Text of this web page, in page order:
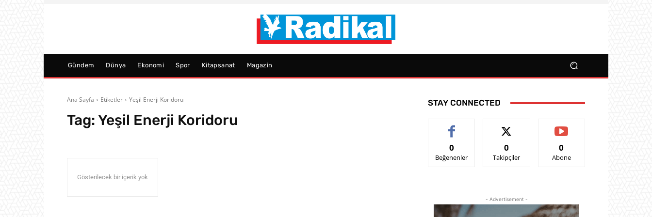
Gündem Dünya Ekonomi Spor Kitapsanat Magazin
Ana Sayfa Etiketler Yeşil Enerji Koridoru
Tag:Yeşil Enerji Koridoru
Gösterilecek bir içerik yok
STAY CONNECTED
0
Beğenenler
0
Takipçiler
0
Abone
- Advertisement -